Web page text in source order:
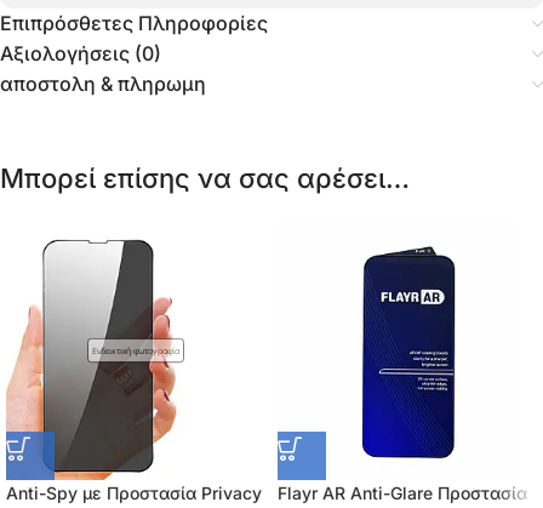
Επιπρόσθετες Πληροφορίες
Αξιολογήσεις (0)
αποστολη & πληρωμη
Μπορεί επίσης να σας αρέσει…
Ενδεικτική φωτογραφία
Anti-Spy με Προστασία Privacy
Flayr AR Anti-Glare Προστασία